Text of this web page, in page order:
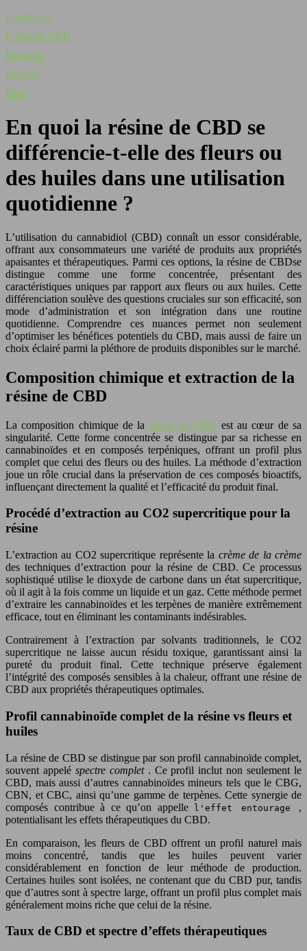
Législation
E-liquide CBD
Bienfaits
Risques
Blog
En quoi la résine de CBD se
différencie-t-elle des fleurs ou
des huiles dans une utilisation
quotidienne ?
L’utilisation du cannabidiol (CBD) connaît un essor considérable,
offrant aux consommateurs une variété de produits aux propriétés
apaisantes et thérapeutiques. Parmi ces options, la résine de CBDse
distingue comme une forme concentrée, présentant des
caractéristiques uniques par rapport aux fleurs ou aux huiles. Cette
différenciation soulève des questions cruciales sur son efficacité, son
mode d’administration et son intégration dans une routine
quotidienne. Comprendre ces nuances permet non seulement
d’optimiser les bénéfices potentiels du CBD, mais aussi de faire un
choix éclairé parmi la pléthore de produits disponibles sur le marché.
Composition chimique et extraction de la
résine de CBD
La composition chimique de la résine de CBD est au cœur de sa
singularité. Cette forme concentrée se distingue par sa richesse en
cannabinoïdes et en composés terpéniques, offrant un profil plus
complet que celui des fleurs ou des huiles. La méthode d’extraction
joue un rôle crucial dans la préservation de ces composés bioactifs,
influençant directement la qualité et l’efficacité du produit final.
Procédé d’extraction au CO2 supercritique pour la
résine
L’extraction au CO2 supercritique représente la crème de la crème
des techniques d’extraction pour la résine de CBD. Ce processus
sophistiqué utilise le dioxyde de carbone dans un état supercritique,
où il agit à la fois comme un liquide et un gaz. Cette méthode permet
d’extraire les cannabinoïdes et les terpènes de manière extrêmement
efficace, tout en éliminant les contaminants indésirables.
Contrairement à l’extraction par solvants traditionnels, le CO2
supercritique ne laisse aucun résidu toxique, garantissant ainsi la
pureté du produit final. Cette technique préserve également
l’intégrité des composés sensibles à la chaleur, offrant une résine de
CBD aux propriétés thérapeutiques optimales.
Profil cannabinoïde complet de la résine vs fleurs et
huiles
La résine de CBD se distingue par son profil cannabinoïde complet,
souvent appelé spectre complet . Ce profil inclut non seulement le
CBD, mais aussi d’autres cannabinoïdes mineurs tels que le CBG,
CBN, et CBC, ainsi qu’une gamme de terpènes. Cette synergie de
composés contribue à ce qu’on appelle l'effet entourage ,
potentialisant les effets thérapeutiques du CBD.
En comparaison, les fleurs de CBD offrent un profil naturel mais
moins concentré, tandis que les huiles peuvent varier
considérablement en fonction de leur méthode de production.
Certaines huiles sont isolées, ne contenant que du CBD pur, tandis
que d’autres sont à spectre large, offrant un profil plus complet mais
généralement moins riche que celui de la résine.
Taux de CBD et spectre d’effets thérapeutiques